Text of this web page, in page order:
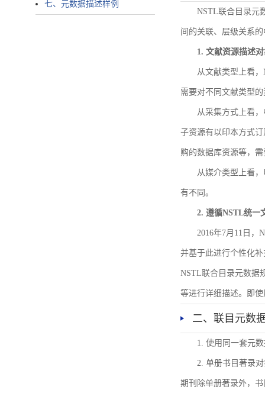
七、元数据描述样例
NSTL联合目录元
间的关联、层级关系
1. 文献资源描述
从文献类型上看
需要对不同文献类型
从采集方式上看
子资源有以印本方式
购的数据库资源等，
从媒介类型上看
有不同。
2. 遵循NSTL统一
2016年7月11日，
并基于此进行个性化
NSTL联合目录元数据
等进行详细描述。即
二、联目元数
1. 使用同一套元
2. 单册书目著录
期刊除单册著录外，